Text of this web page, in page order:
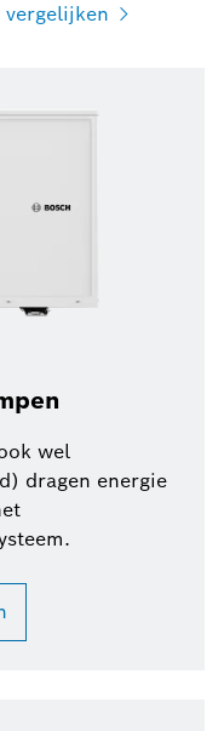
vergelijken
wel
dragen energie